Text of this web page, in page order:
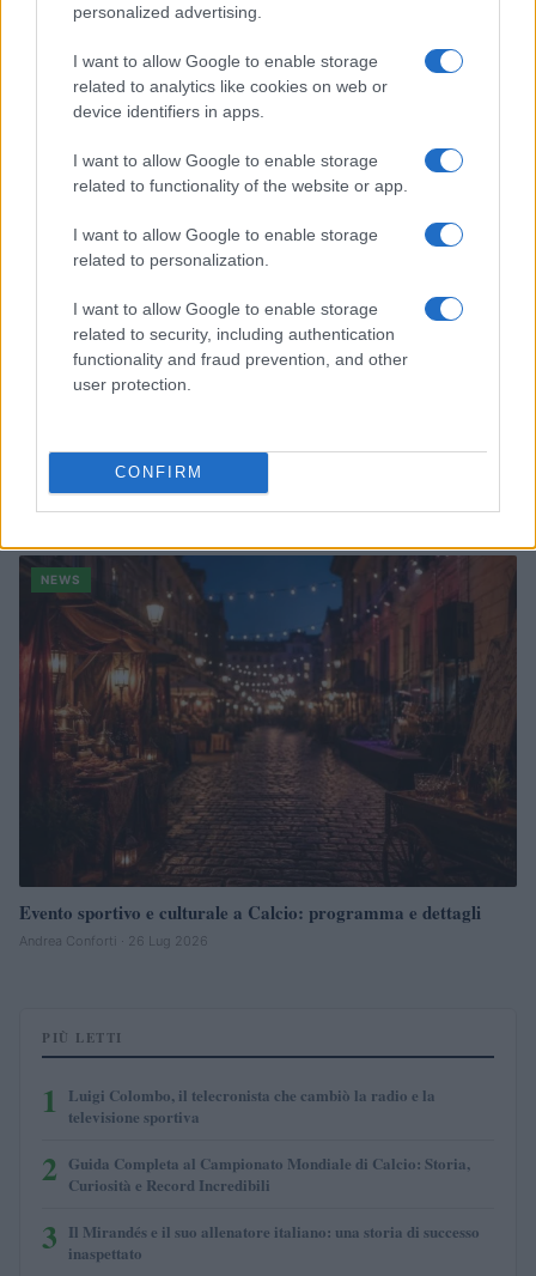
personalized advertising.
I want to allow Google to enable storage
related to analytics like cookies on web or
device identifiers in apps.
I want to allow Google to enable storage
related to functionality of the website or app.
I want to allow Google to enable storage
related to personalization.
I want to allow Google to enable storage
related to security, including authentication
functionality and fraud prevention, and other
user protection.
CONFIRM
Personali
Francesca Lombardi · 29 Lug 2026
Quando il gioco di squadra insegna a vivere: calcio, storia e
valore educativo
NEWS
Evento sportivo e culturale a Calcio: programma e dettagli
Andrea Conforti · 26 Lug 2026
PIÙ LETTI
1
Luigi Colombo, il telecronista che cambiò la radio e la
televisione sportiva
2 Guida Completa al Campionato Mondiale di Calcio: Storia,
Curiosità e Record Incredibili
3 Il Mirandés e il suo allenatore italiano: una storia di successo
inaspettato